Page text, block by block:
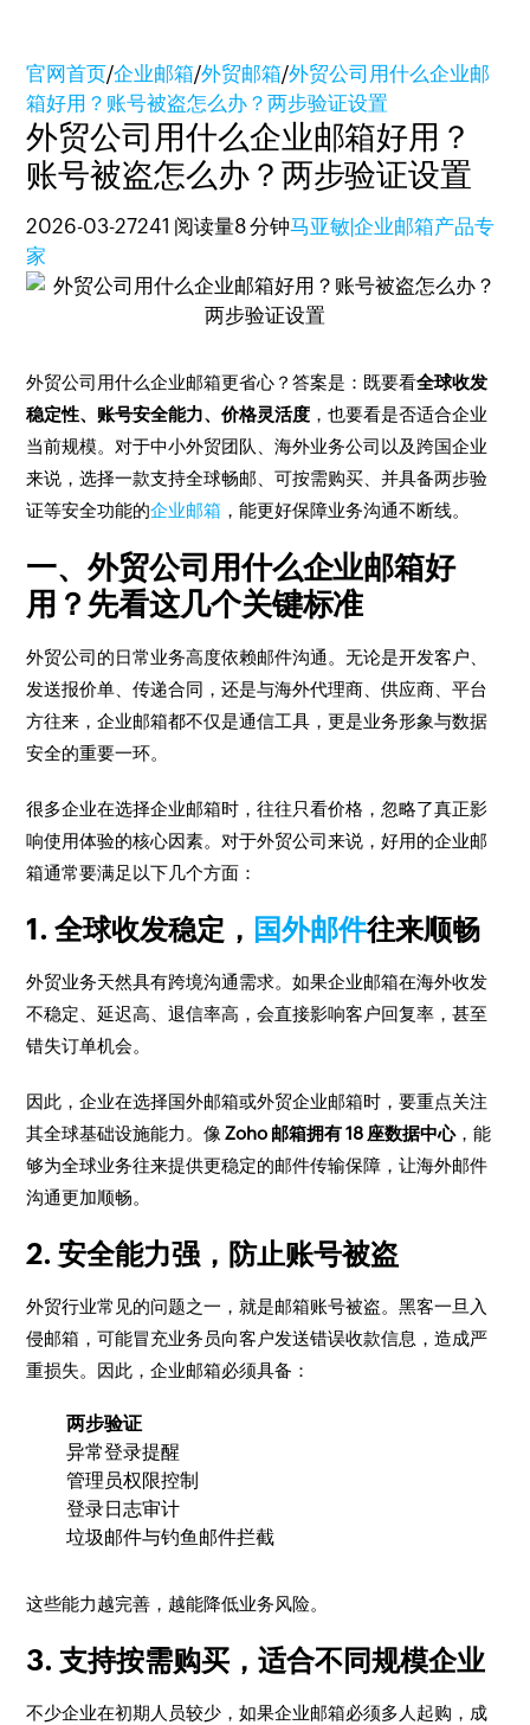
官网首页/企业邮箱/外贸邮箱/外贸公司用什么企业邮
箱好用？账号被盗怎么办？两步验证设置
外贸公司用什么企业邮箱好用？
账号被盗怎么办？两步验证设置
2026-03-27241 阅读量8 分钟马亚敏|企业邮箱产品专
家
外贸公司用什么企业邮箱更省心？答案是：既要看全球收发
稳定性、账号安全能力、价格灵活度 ，也要看是否适合企业
当前规模。对于中小外贸团队、海外业务公司以及跨国企业
来说，选择一款支持全球畅邮、可按需购买、并具备两步验
证等安全功能的企业邮箱 ，能更好保障业务沟通不断线。
一、外贸公司用什么企业邮箱好
用？先看这几个关键标准
外贸公司的日常业务高度依赖邮件沟通。无论是开发客户、
发送报价单、传递合同，还是与海外代理商、供应商、平台
方往来，企业邮箱都不仅是通信工具，更是业务形象与数据
安全的重要一环。
很多企业在选择企业邮箱时，往往只看价格，忽略了真正影
响使用体验的核心因素。对于外贸公司来说，好用的企业邮
箱通常要满足以下几个方面：
1. 全球收发稳定， 国外邮件往来顺畅
外贸业务天然具有跨境沟通需求。如果企业邮箱在海外收发
不稳定、延迟高、退信率高，会直接影响客户回复率，甚至
错失订单机会。
因此，企业在选择国外邮箱或外贸企业邮箱时，要重点关注
其全球基础设施能力。像Zoho 邮箱拥有 18 座数据中心，能
够为全球业务往来提供更稳定的邮件传输保障，让海外邮件
沟通更加顺畅。
2. 安全能力强，防止账号被盗
外贸行业常见的问题之一，就是邮箱账号被盗。黑客一旦入
侵邮箱，可能冒充业务员向客户发送错误收款信息，造成严
重损失。因此，企业邮箱必须具备：
两步验证
异常登录提醒
管理员权限控制
登录日志审计
垃圾邮件与钓鱼邮件拦截
这些能力越完善，越能降低业务风险。
3. 支持按需购买，适合不同规模企业
不少企业在初期人员较少，如果企业邮箱必须多人起购，成